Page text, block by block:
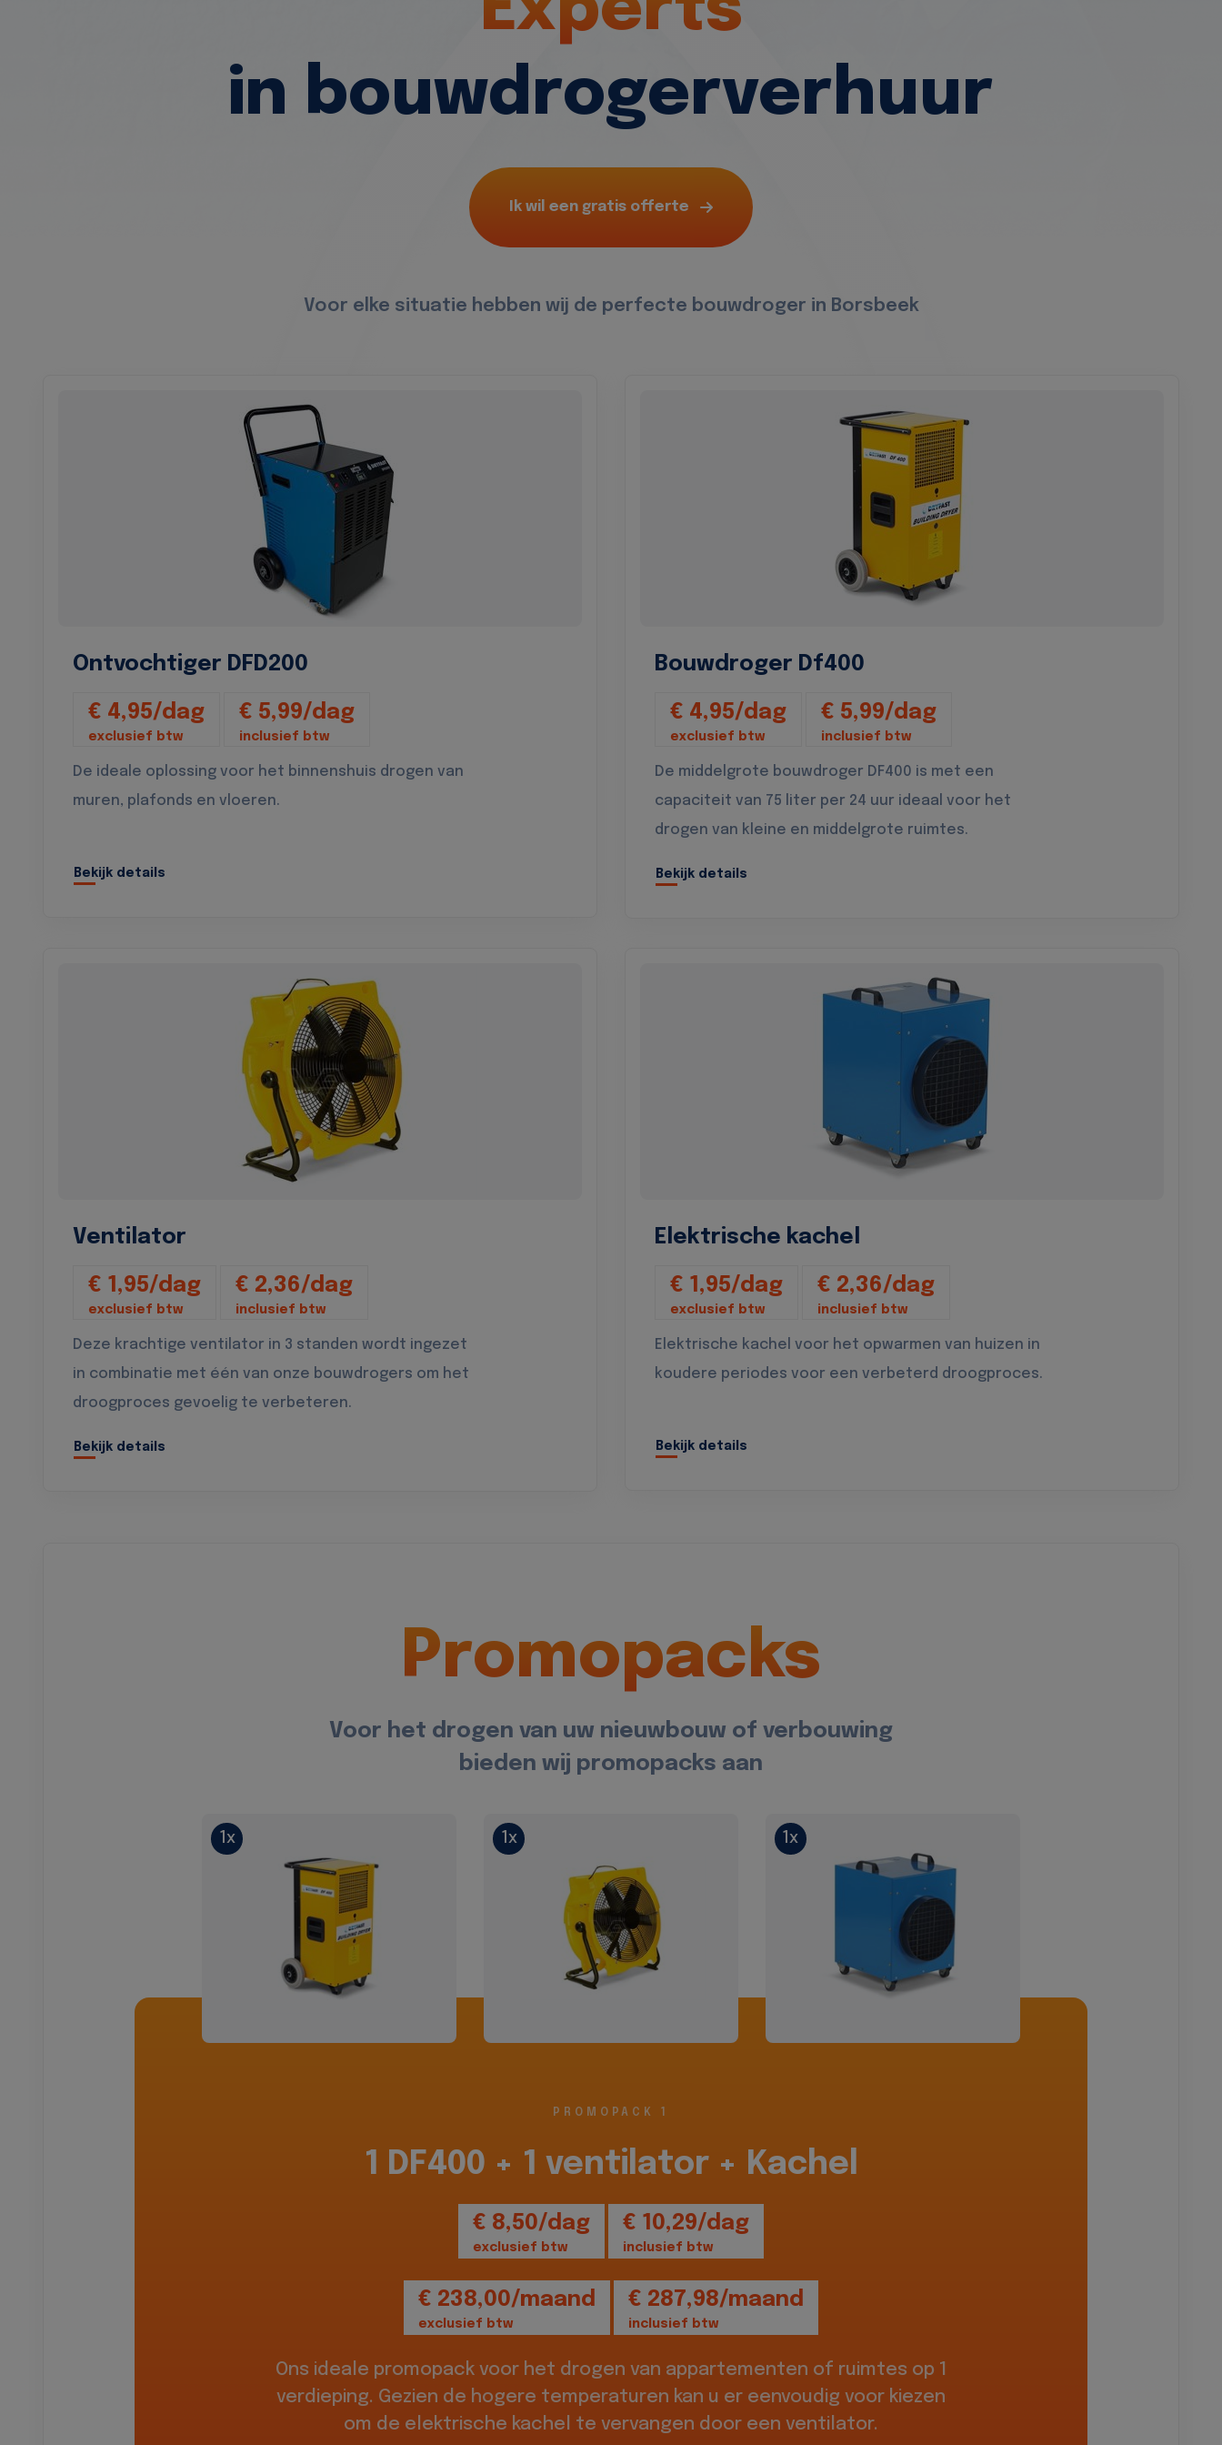
in bouwdrogerverhuur
Ik wil een gratis offerte
Voor elke situatie hebben wij de perfecte bouwdroger in Borsbeek
Ontvochtiger DFD200
€ 4,95/dag
exclusief btw
€ 5,99/dag
inclusief btw
De ideale oplossing voor het binnenshuis drogen van
muren, plafonds en vloeren.
Bekijk details
Bouwdroger Df400
€ 4,95/dag
exclusief btw
€ 5,99/dag
inclusief btw
De middelgrote bouwdroger DF400 is met een
capaciteit van 75 liter per 24 uur ideaal voor het
drogen van kleine en middelgrote ruimtes.
Bekijk details
Ventilator
€ 1,95/dag
exclusief btw
€ 2,36/dag
inclusief btw
Deze krachtige ventilator in 3 standen wordt ingezet
in combinatie met één van onze bouwdrogers om het
droogproces gevoelig te verbeteren.
Bekijk details
Elektrische kachel
€ 1,95/dag
exclusief btw
€ 2,36/dag
inclusief btw
Elektrische kachel voor het opwarmen van huizen in
koudere periodes voor een verbeterd droogproces.
Bekijk details
Promopacks
Voor het drogen van uw nieuwbouw of verbouwing
bieden wij promopacks aan
1x 1x 1x
PROMOPACK 1
1 DF400 + 1 ventilator + Kachel
€ 8,50/dag
exclusief btw
€ 10,29/dag
inclusief btw
€ 238,00/maand
exclusief btw
€ 287,98/maand
inclusief btw
Ons ideale promopack voor het drogen van appartementen of ruimtes op 1
verdieping. Gezien de hogere temperaturen kan u er eenvoudig voor kiezen
om de elektrische kachel te vervangen door een ventilator.